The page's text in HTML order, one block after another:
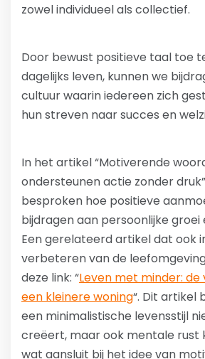
zowel individueel als collectief.
Door bewust positieve taal toe
dagelijks leven, kunnen we
cultuur waarin iedereen zich
hun streven naar succes en
In het artikel “Motiverende
ondersteunen actie zonder
besproken hoe positieve
bijdragen aan persoonlijke groei
Een gerelateerd artikel dat ook
verbeteren van de
deze link: “Leven met minder:
een kleinere woning“. Dit artikel
een minimalistische levensstijl
creëert, maar ook mentale rust
wat aansluit bij het idee van